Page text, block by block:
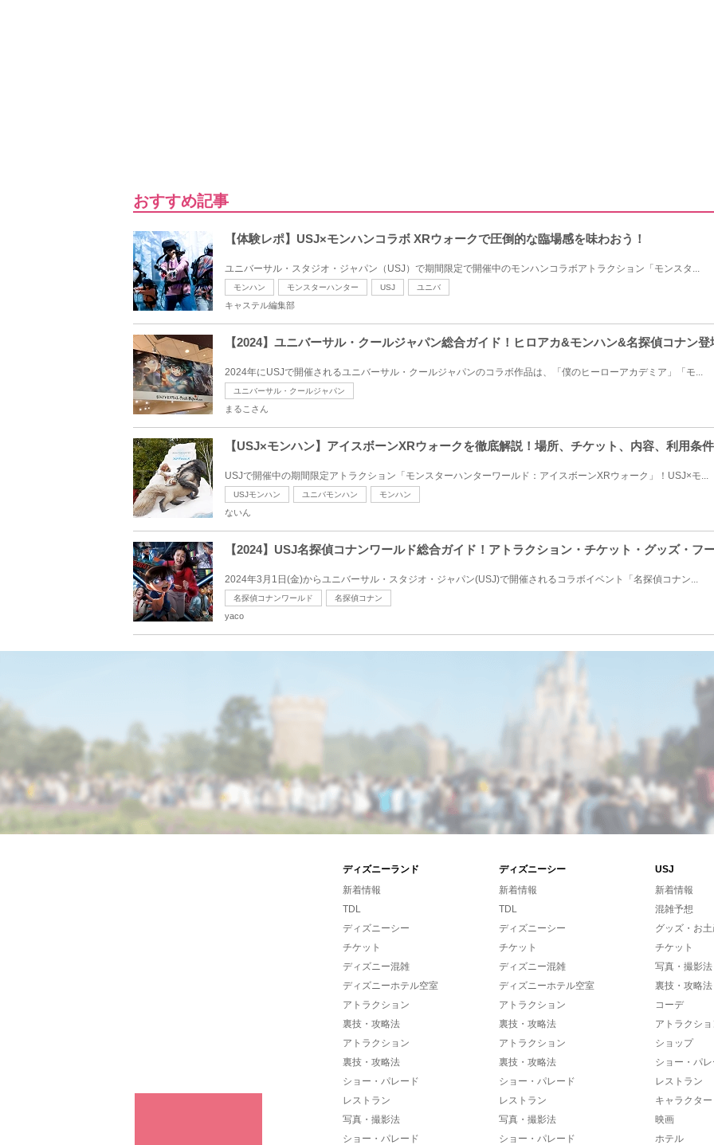
おすすめ記事
【体験レポ】USJ×モンハンコラボ XRウォークで圧倒的な臨場感を味わおう！
ユニバーサル・スタジオ・ジャパン（USJ）で期間限定で開催中のモンハンコラボアトラクション「モンスタ...
モンハン モンスターハンター USJ ユニバ
キャステル編集部
【2024】ユニバーサル・クールジャパン総合ガイド！ヒロアカ&モンハン&名探偵コナン登
2024年にUSJで開催されるユニバーサル・クールジャパンのコラボ作品は、「僕のヒーローアカデミア」「モ...
ユニバーサル・クールジャパン
まるこさん
【USJ×モンハン】アイスボーンXRウォークを徹底解説！場所、チケット、内容、利用条件
USJで開催中の期間限定アトラクション「モンスターハンターワールド：アイスボーンXRウォーク」！USJ×モ...
USJモンハン ユニバモンハン モンハン
ないん
【2024】USJ名探偵コナンワールド総合ガイド！アトラクション・チケット・グッズ・フ
2024年3月1日(金)からユニバーサル・スタジオ・ジャパン(USJ)で開催されるコラボイベント「名探偵コナン...
名探偵コナンワールド 名探偵コナン
yaco
ディズニーランド ディズニーシー
USJ
新着情報
TDL
ディズニーシー
チケット
ディズニー混雑
ディズニーホテル空室
アトラクション
裏技・攻略法
アトラクション
裏技・攻略法
ショー・パレード
レストラン
写真・撮影法
ショー・パレード
新着情報
TDL
ディズニーシー
チケット
ディズニー混雑
ディズニーホテル空室
アトラクション
裏技・攻略法
アトラクション
裏技・攻略法
ショー・パレード
レストラン
写真・撮影法
ショー・パレード
新着情報
混雑予想
グッズ・お
チケット
写真・撮影法
裏技・攻略法
コーデ
アトラクショ
ショップ
ショー・パレ
レストラン
キャラクター
映画
ホテル